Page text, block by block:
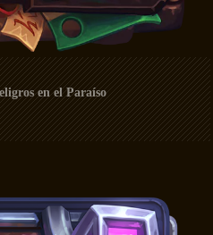
en el Paraíso